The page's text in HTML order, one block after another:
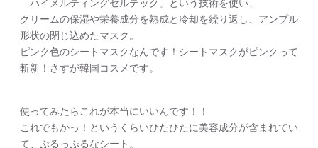
「ハイメルティングセルテック」という技術を使い、
クリームの保湿や栄養成分を熟成と冷却を繰り返し、アンプル
形状の閉じ込めたマスク。
ピンク色のシートマスクなんです！シートマスクがピンクって
斬新！さすが韓国コスメです。
使ってみたらこれが本当にいいんです！！
これでもかっ！というくらいひたひたに美容成分が含まれてい
て、ぷるっぷるなシート。